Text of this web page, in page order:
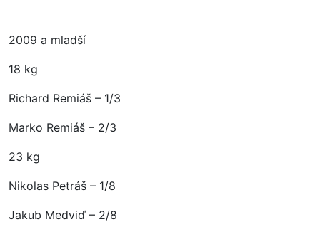
2009 a mladší
18 kg
Richard Remiáš – 1/3
Marko Remiáš – 2/3
23 kg
Nikolas Petráš – 1/8
Jakub Medviď – 2/8